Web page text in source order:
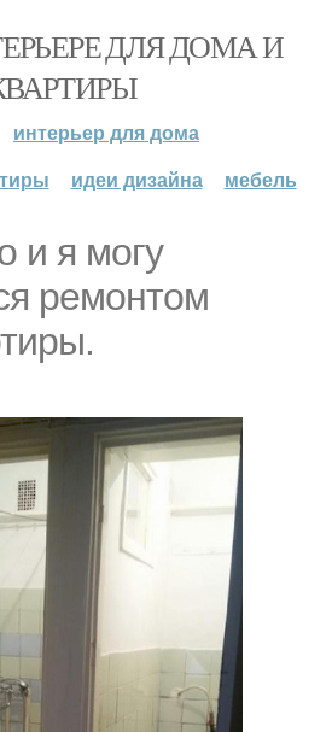
ДЛЯ ДОМА И
интерьер для дома
идеи дизайна мебель
и я могу
ремонтом